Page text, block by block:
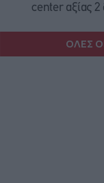
center αξίας 2
ΟΛΕΣ